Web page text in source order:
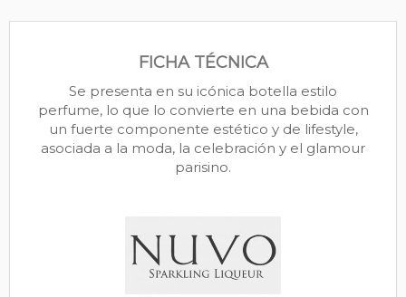
FICHA TÉCNICA
Se presenta en su icónica botella estilo
perfume, lo que lo convierte en una bebida con
un fuerte componente estético y de lifestyle,
asociada a la moda, la celebración y el glamour
parisino.